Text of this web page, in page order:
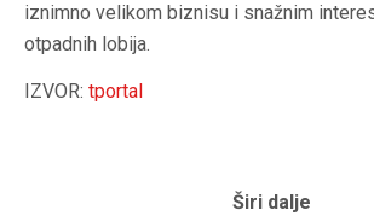
iznimno velikom biznisu i snažnim
otpadnih lobija.
IZVOR: tportal
Širi dalje